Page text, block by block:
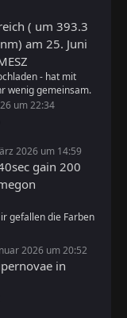
( um 393.3
am 25. Juni
- hat mit
wenig gemeinsam.
um 22:34
2026 um 14:59
gain 200
gefallen die Farben
2026 um 20:52
in